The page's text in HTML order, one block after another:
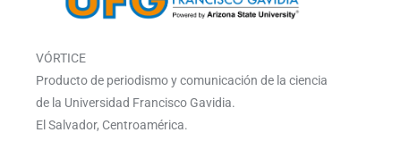
VÓRTICE
Producto de periodismo y comunicación de la ciencia
de la Universidad Francisco Gavidia.
El Salvador, Centroamérica.